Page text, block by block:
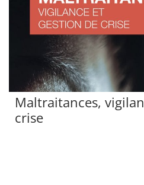
Maltraitances,
crise